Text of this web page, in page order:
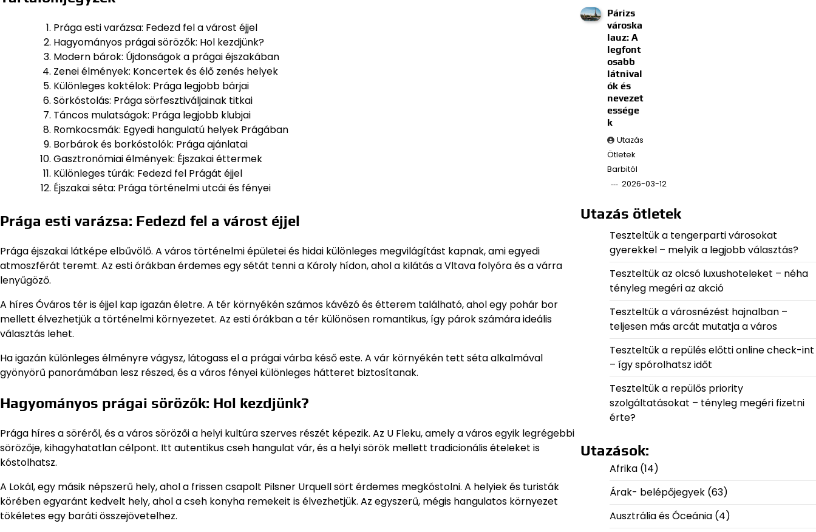
Prága esti varázsa: Fedezd fel a várost éjjel
Hagyományos prágai sörözők: Hol kezdjünk?
Modern bárok: Újdonságok a prágai éjszakában
Zenei élmények: Koncertek és élő zenés helyek
Különleges koktélok: Prága legjobb bárjai
Sörkóstolás: Prága sörfesztiváljainak titkai
Táncos mulatságok: Prága legjobb klubjai
Romkocsmák: Egyedi hangulatú helyek Prágában
Borbárok és borkóstolók: Prága ajánlatai
Gasztronómiai élmények: Éjszakai éttermek
Különleges túrák: Fedezd fel Prágát éjjel
Éjszakai séta: Prága történelmi utcái és fényei
Prága esti varázsa: Fedezd fel a várost éjjel
Prága éjszakai látképe elbűvölő. A város történelmi épületei és hidai különleges megvilágítást kapnak, ami egyedi
atmoszférát teremt. Az esti órákban érdemes egy sétát tenni a Károly hídon, ahol a kilátás a Vltava folyóra és a várra
lenyűgöző.
A híres Óváros tér is éjjel kap igazán életre. A tér környékén számos kávézó és étterem található, ahol egy pohár bor
mellett élvezhetjük a történelmi környezetet. Az esti órákban a tér különösen romantikus, így párok számára ideális
választás lehet.
Ha igazán különleges élményre vágysz, látogass el a prágai várba késő este. A vár környékén tett séta alkalmával
gyönyörű panorámában lesz részed, és a város fényei különleges hátteret biztosítanak.
Hagyományos prágai sörözők: Hol kezdjünk?
Prága híres a söréről, és a város sörözői a helyi kultúra szerves részét képezik. Az U Fleku, amely a város egyik legrégebbi
sörözője, kihagyhatatlan célpont. Itt autentikus cseh hangulat vár, és a helyi sörök mellett tradicionális ételeket is
kóstolhatsz.
A Lokál, egy másik népszerű hely, ahol a frissen csapolt Pilsner Urquell sört érdemes megkóstolni. A helyiek és turisták
körében egyaránt kedvelt hely, ahol a cseh konyha remekeit is élvezhetjük. Az egyszerű, mégis hangulatos környezet
tökéletes egy baráti összejövetelhez.
Párizs
városka
lauz: A
legfont
osabb
látnival
ók és
nevezet
essége
k
Utazás
Ötletek
Barbitól
2026-03-12
Utazás ötletek
Teszteltük a tengerparti városokat
gyerekkel – melyik a legjobb választás?
Teszteltük az olcsó luxushoteleket – néha
tényleg megéri az akció
Teszteltük a városnézést hajnalban –
teljesen más arcát mutatja a város
Teszteltük a repülés előtti online check-int
– így spórolhatsz időt
Teszteltük a repülős priority
szolgáltatásokat – tényleg megéri fizetni
érte?
Utazások:
Afrika(14)
Árak- belépőjegyek(63)
Ausztrália és Óceánia(4)